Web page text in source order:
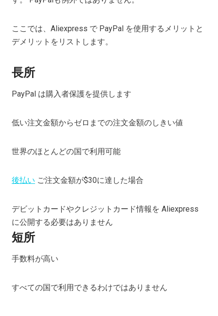
ここでは、Aliexpress で PayPal を使用するメリットと
デメリットをリストします。
長所
PayPal は購入者保護を提供します
低い注文金額からゼロまでの注文金額のしきい値
世界のほとんどの国で利用可能
後払い ご注文金額が$30に達した場合
デビットカードやクレジットカード情報を Aliexpress
に公開する必要はありません
短所
手数料が高い
すべての国で利用できるわけではありません